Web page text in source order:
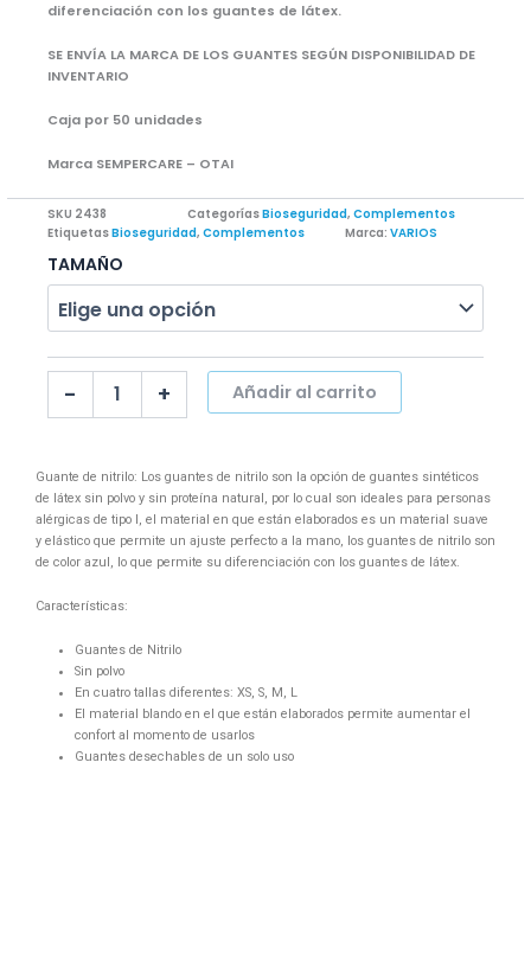
diferenciación con los guantes de látex.
SE ENVÍA LA MARCA DE LOS GUANTES SEGÚN DISPONIBILIDAD DE
INVENTARIO
Caja por 50 unidades
Marca SEMPERCARE – OTAI
SKU 2438 CategoríasBioseguridad, Complementos
EtiquetasBioseguridad, Complementos Marca: VARIOS
TAMAÑO
-
GUANTE
NITRILO
cantidad
+ Añadir al carrito
Guante de nitrilo: Los guantes de nitrilo son la opción de guantes sintéticos
de látex sin polvo y sin proteína natural, por lo cual son ideales para personas
alérgicas de tipo I, el material en que están elaborados es un material suave
y elástico que permite un ajuste perfecto a la mano, los guantes de nitrilo son
de color azul, lo que permite su diferenciación con los guantes de látex.
Características:
Guantes de Nitrilo
Sin polvo
En cuatro tallas diferentes: XS, S, M, L
El material blando en el que están elaborados permite aumentar el
confort al momento de usarlos
Guantes desechables de un solo uso